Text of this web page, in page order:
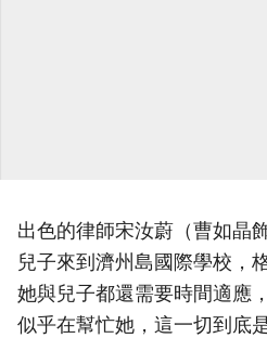
出色的律師宋汝蔚（曹如晶
兒子來到濟州島國際學校，
她與兒子都還需要時間適應
似乎在幫忙她，這一切到底